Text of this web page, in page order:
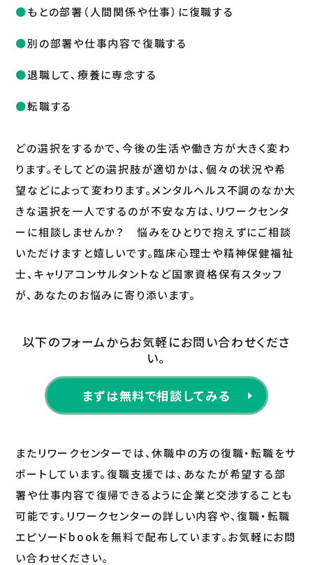
もとの部署（人間関係や仕事）に復職する
別の部署や仕事内容で復職する
退職して、療養に専念する
転職する
どの選択をするかで、今後の生活や働き方が大きく変わ
ります。そしてどの選択肢が適切かは、個々の状況や希
望などによって変わります。メンタルヘルス不調のなか大
きな選択を一人でするのが不安な方は、リワークセンタ
ーに相談しませんか？ 悩みをひとりで抱えずにご相談
いただけますと嬉しいです。臨床心理士や精神保健福祉
士、キャリアコンサルタントなど国家資格保有スタッフ
が、あなたのお悩みに寄り添います。
以下のフォームからお気軽にお問い合わせくださ
い。
まずは無料で相談してみる
またリワークセンターでは、休職中の方の復職・転職をサ
ポートしています。復職支援では、あなたが希望する部
署や仕事内容で復帰できるように企業と交渉することも
可能です。リワークセンターの詳しい内容や、復職・転職
エピソードbookを無料で配布しています。お気軽にお問
い合わせください。